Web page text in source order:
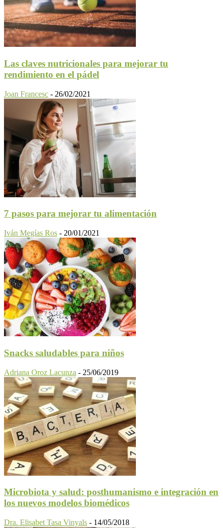
Las claves nutricionales para mejorar tu
rendimiento en el pádel
Joan Francesc - 26/02/2021
7 pasos para mejorar tu alimentación
Iván Megías Ros - 20/01/2021
Snacks saludables para niños
Adriana Oroz Lacunza - 25/06/2019
Microbiota y salud: posthumanismo e integración en
los nuevos modelos biomédicos
Dra. Elisabet Tasa Vinyals - 14/05/2018